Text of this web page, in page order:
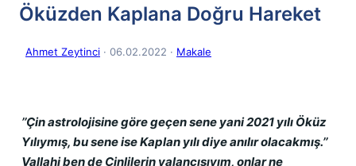
Öküzden Kaplana Doğru Hareket
Ahmet Zeytinci · 06.02.2022 · Makale
’’Çin astrolojisine göre geçen sene yani 2021 yılı Öküz
Yılıymış, bu sene ise Kaplan yılı diye anılır olacakmış.’’
Vallahi ben de Çinlilerin yalancısıyım, onlar ne